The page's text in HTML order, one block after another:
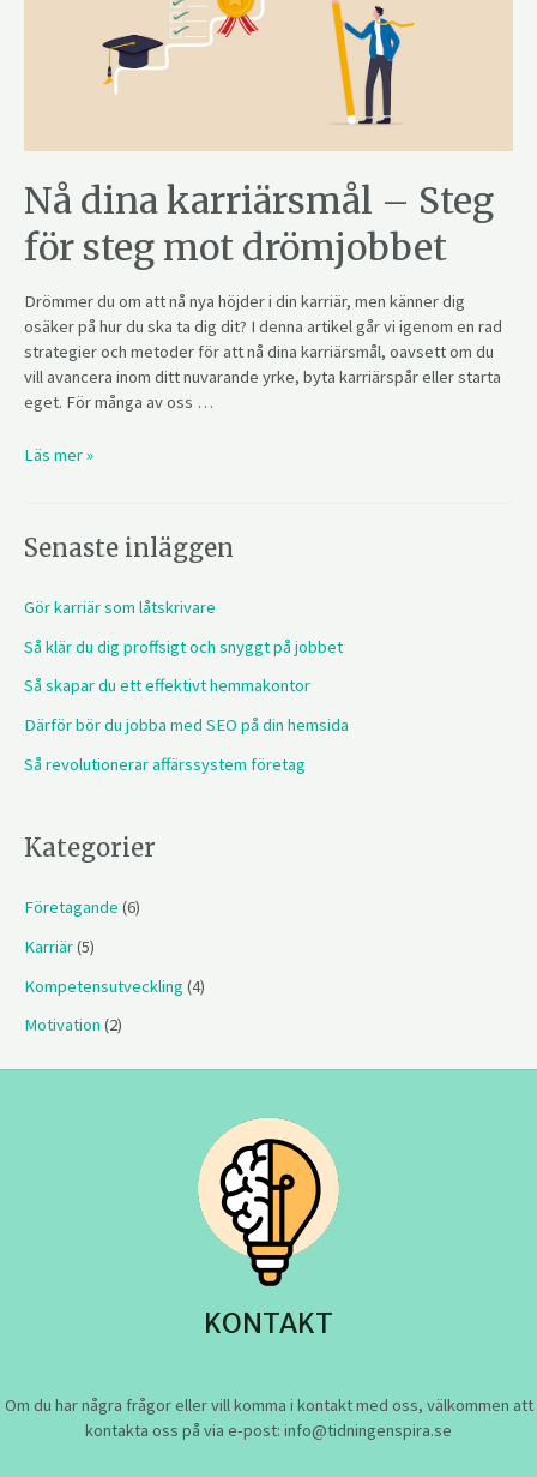
Nå dina karriärsmål – Steg
för steg mot drömjobbet
Drömmer du om att nå nya höjder i din karriär, men känner dig
osäker på hur du ska ta dig dit? I denna artikel går vi igenom en rad
strategier och metoder för att nå dina karriärsmål, oavsett om du
vill avancera inom ditt nuvarande yrke, byta karriärspår eller starta
eget. För många av oss …
Läs mer »
Senaste inläggen
Gör karriär som låtskrivare
Så klär du dig proffsigt och snyggt på jobbet
Så skapar du ett effektivt hemmakontor
Därför bör du jobba med SEO på din hemsida
Så revolutionerar affärssystem företag
Kategorier
Företagande (6)
Karriär(5)
Kompetensutveckling (4)
Motivation (2)
KONTAKT
Om du har några frågor eller vill komma i kontakt med oss, välkommen att
kontakta oss på via e-post: info@tidningenspira.se